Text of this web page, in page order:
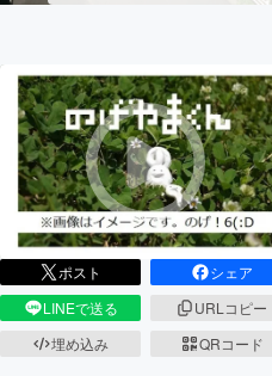
ポスト
シェア
LINEで送る
URLコピー
埋め込み
QRコード